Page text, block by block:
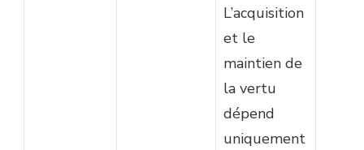
L’acquisition
et le
maintien de
la vertu
dépend
uniquement